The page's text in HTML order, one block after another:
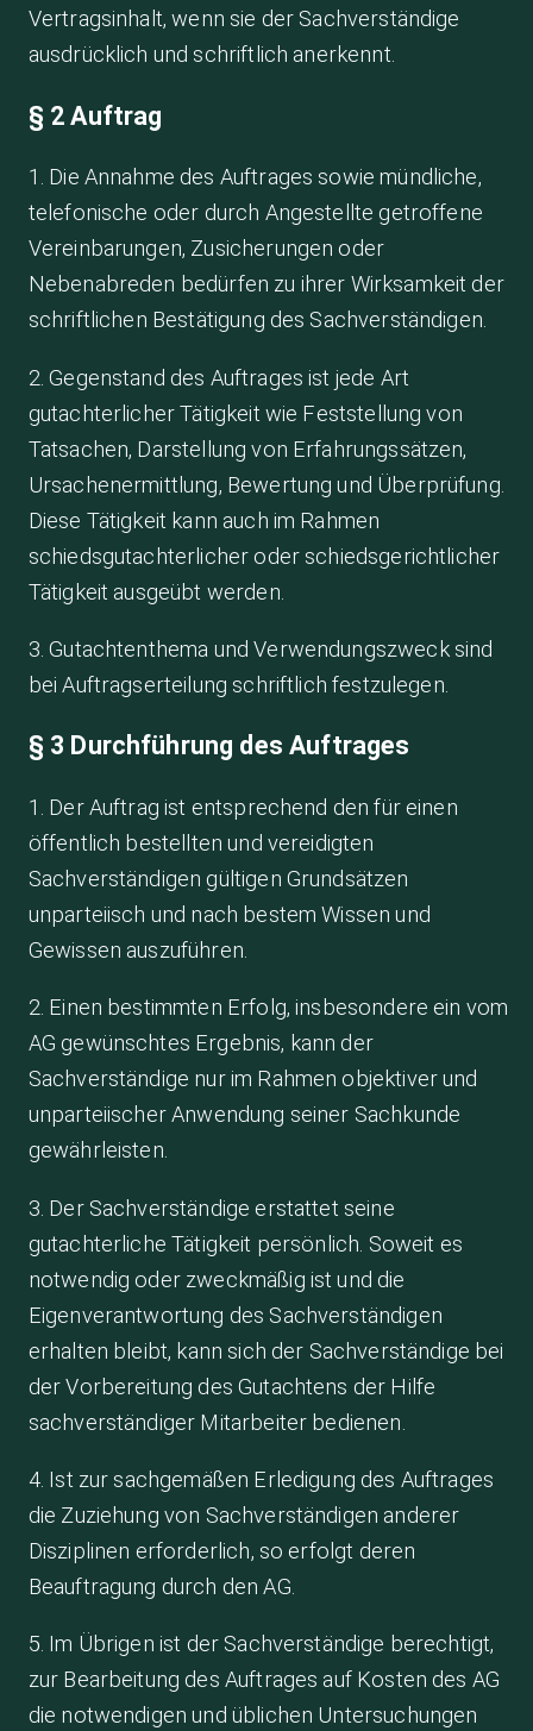
Vertragsinhalt, wenn sie der Sachverständige
ausdrücklich und schriftlich anerkennt.
§ 2 Auftrag
1. Die Annahme des Auftrages sowie mündliche,
telefonische oder durch Angestellte getroffene
Vereinbarungen, Zusicherungen oder
Nebenabreden bedürfen zu ihrer Wirksamkeit der
schriftlichen Bestätigung des Sachverständigen.
2. Gegenstand des Auftrages ist jede Art
gutachterlicher Tätigkeit wie Feststellung von
Tatsachen, Darstellung von Erfahrungssätzen,
Ursachenermittlung, Bewertung und Überprüfung.
Diese Tätigkeit kann auch im Rahmen
schiedsgutachterlicher oder schiedsgerichtlicher
Tätigkeit ausgeübt werden.
3. Gutachtenthema und Verwendungszweck sind
bei Auftragserteilung schriftlich festzulegen.
§ 3 Durchführung des Auftrages
1. Der Auftrag ist entsprechend den für einen
öffentlich bestellten und vereidigten
Sachverständigen gültigen Grundsätzen
unparteiisch und nach bestem Wissen und
Gewissen auszuführen.
2. Einen bestimmten Erfolg, insbesondere ein vom
AG gewünschtes Ergebnis, kann der
Sachverständige nur im Rahmen objektiver und
unparteiischer Anwendung seiner Sachkunde
gewährleisten.
3. Der Sachverständige erstattet seine
gutachterliche Tätigkeit persönlich. Soweit es
notwendig oder zweckmäßig ist und die
Eigenverantwortung des Sachverständigen
erhalten bleibt, kann sich der Sachverständige bei
der Vorbereitung des Gutachtens der Hilfe
sachverständiger Mitarbeiter bedienen.
4. Ist zur sachgemäßen Erledigung des Auftrages
die Zuziehung von Sachverständigen anderer
Disziplinen erforderlich, so erfolgt deren
Beauftragung durch den AG.
5. Im Übrigen ist der Sachverständige berechtigt,
zur Bearbeitung des Auftrages auf Kosten des AG
die notwendigen und üblichen Untersuchungen